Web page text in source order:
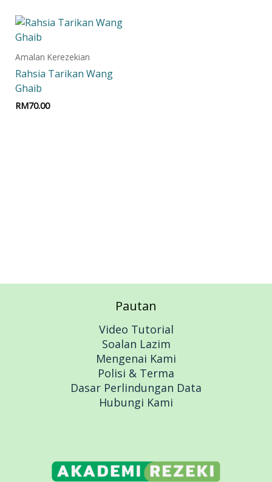
Amalan Kerezekian
Rahsia Tarikan Wang
Ghaib
RM70.00
Pautan
Video Tutorial
Soalan Lazim
Mengenai Kami
Polisi & Terma
Dasar Perlindungan Data
Hubungi Kami